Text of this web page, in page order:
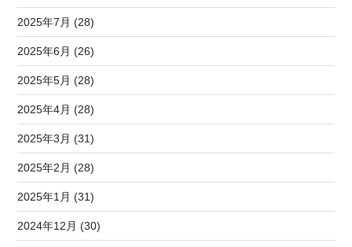
2025年7月 (28)
2025年6月 (26)
2025年5月 (28)
2025年4月 (28)
2025年3月 (31)
2025年2月 (28)
2025年1月 (31)
2024年12月 (30)